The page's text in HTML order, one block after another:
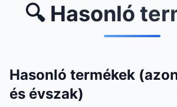
🔍 Hasonló
Hasonló termékek
és évszak)